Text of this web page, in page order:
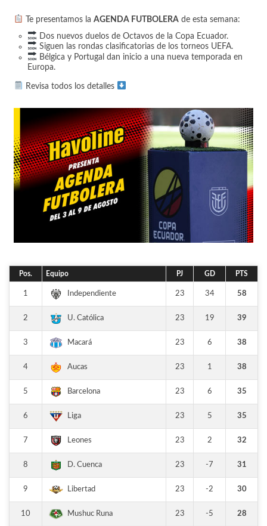
Te presentamos la AGENDA FUTBOLERAde esta semana:
Dos nuevos duelos de Octavos de la Copa Ecuador.
Siguen las rondas clasificatorias de los torneos UEFA.
Bélgica y Portugal dan inicio a una nueva temporada en
Europa.
Revisa todos los detalles
Pos. Equipo PJ GD PTS
1 Independiente 23 34 58
2 U. Católica 23 19 39
3 Macará 23 6 38
4 Aucas 23 1 38
5 Barcelona 23 6 35
6 Liga 23 5 35
7 Leones 23 2 32
8 D. Cuenca 23 -7 31
9 Libertad 23 -2 30
10 Mushuc Runa 23 -5 28